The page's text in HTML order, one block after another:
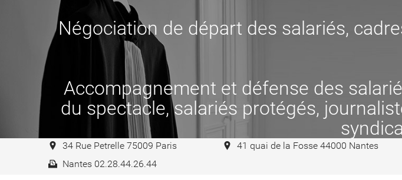
Négociation de départ des salariés,
Accompagnement et défense des
du spectacle, salariés protégés,
34 Rue Petrelle 75009 Paris 41 quai de la Fosse 44000 Nantes
Nantes 02.28.44.26.44